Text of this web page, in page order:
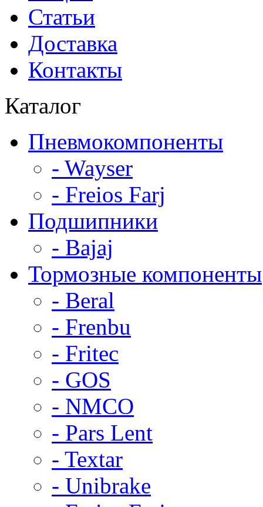
Статьи
Доставка
Контакты
Каталог
Пневмокомпоненты
- Wayser
- Freios Farj
Подшипники
- Bajaj
Тормозные компоненты
- Beral
- Frenbu
- Fritec
- GOS
- NMCO
- Pars Lent
- Textar
- Unibrake